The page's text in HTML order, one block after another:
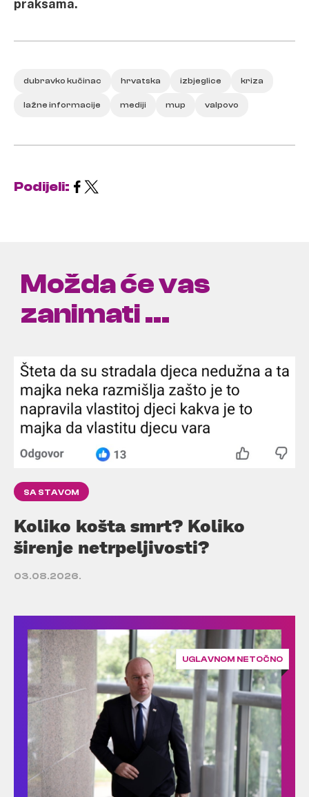
praksama.
dubravko kučinac hrvatska izbjeglice kriza
lažne informacije mediji mup valpovo
Podijeli:
Možda će vas
zanimati ...
SA STAVOM
Koliko košta smrt? Koliko
širenje netrpeljivosti?
03.08.2026.
UGLAVNOM NETOČNO